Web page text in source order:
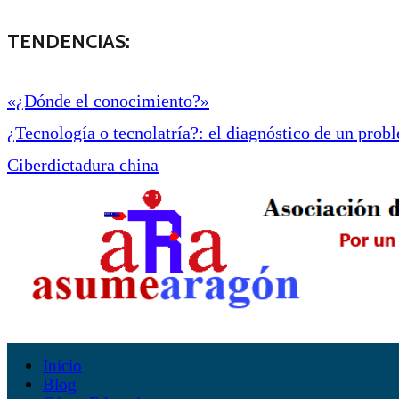
TENDENCIAS:
«¿Dónde el conocimiento?»
¿Tecnología o tecnolatría?: el diagnóstico de un
Ciberdictadura china
Inicio
Blog